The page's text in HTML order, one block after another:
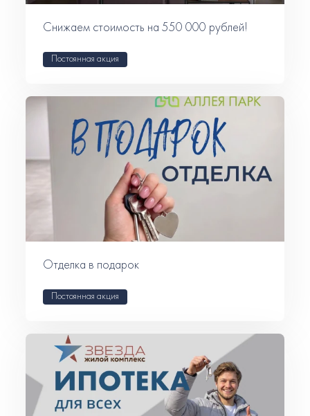
Снижаем стоимость на 550 000 рублей!
Постоянная акция
Отделка в подарок
Постоянная акция